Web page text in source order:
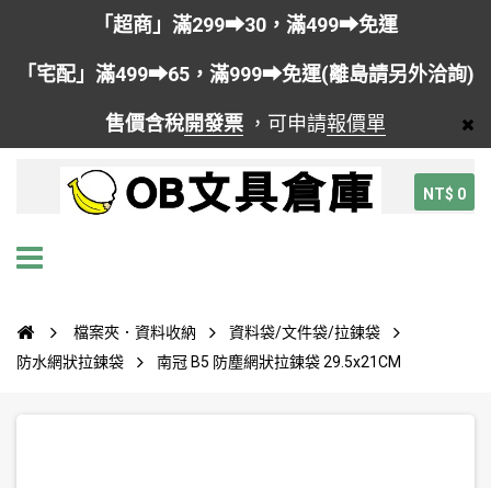
「超商」滿299➡30，滿499➡免運
「宅配」滿499➡65，滿999➡免運(離島請另外洽詢)
售價含稅開發票 ，可申請報價單
NT$ 0
檔案夾．資料收納
資料袋/文件袋/拉鍊袋
防水網狀拉鍊袋
南冠 B5 防塵網狀拉鍊袋 29.5x21CM